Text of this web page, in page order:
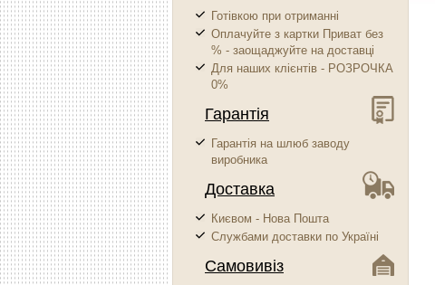
Готівкою при отриманні
Оплачуйте з картки Приват без
% - заощаджуйте на доставці
Для наших клієнтів - РОЗРОЧКА
0%
Гарантія
Гарантія на шлюб заводу
виробника
Доставка
Києвом - Нова Пошта
Службами доставки по Україні
Самовивіз